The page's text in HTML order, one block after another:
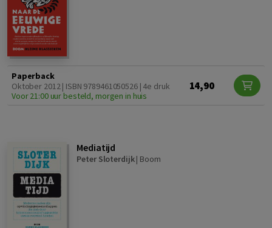
Paperback
Oktober 2012 | ISBN 9789461050526 | 4e druk
Voor 21:00 uur besteld, morgen in huis
14,90
Mediatijd
Peter Sloterdijk| Boom